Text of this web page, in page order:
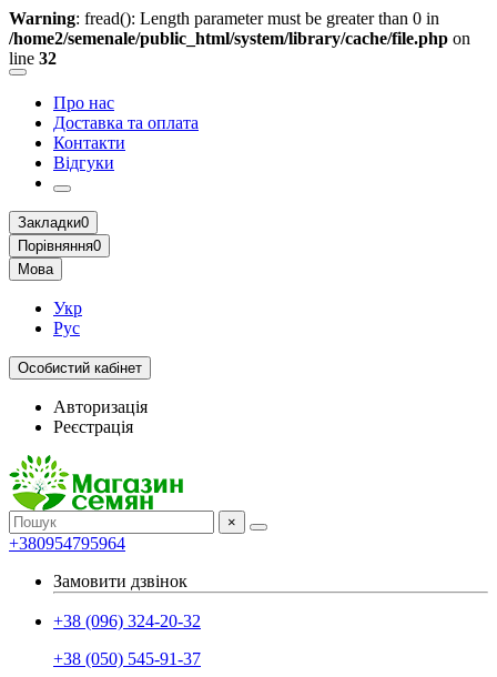
Warning: fread(): Length parameter must be greater than 0 in
/home2/semenale/public_html/system/library/cache/file.php on
line 32
Про нас
Доставка та оплата
Контакти
Відгуки
Закладки0
Порівняння0
Мова
Укр
Рус
Особистий кабінет
Авторизація
Реєстрація
×
+380954795964
Замовити дзвінок
+38 (096) 324-20-32
+38 (050) 545-91-37